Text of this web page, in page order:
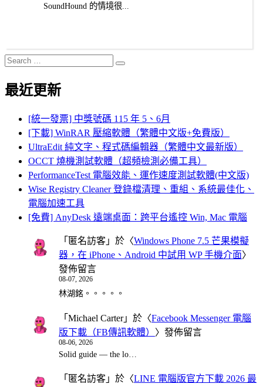
SoundHound 的情境很...
Search
for:
Search
最近更新
[統一發票] 中獎號碼 115 年 5、6月
[下載] WinRAR 壓縮軟體（繁體中文版+免費版）
UltraEdit 純文字、程式碼編輯器（繁體中文最新版）
OCCT 燒機測試軟體（超頻檢測必備工具）
PerformanceTest 電腦效能、運作速度測試軟體(中文版)
Wise Registry Cleaner 登錄檔清理、重組、系統最佳化、
電腦加速工具
[免費] AnyDesk 遠端桌面：跨平台遙控 Win, Mac 電腦
「 匿名訪客 」於〈Windows Phone 7.5 芒果模擬
器，在 iPhone、Android 中試用 WP 手機介面〉
發佈留言
08-07, 2026
林湖銘。。。。。
「 Michael Carter」於〈Facebook Messenger 電腦
版下載（FB傳訊軟體） 〉發佈留言
08-06, 2026
Solid guide — the lo…
「 匿名訪客 」於〈LINE 電腦版官方下載 2026 最